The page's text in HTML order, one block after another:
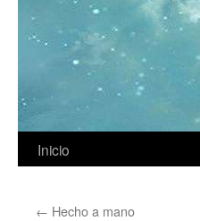
Inicio
← Hecho a mano